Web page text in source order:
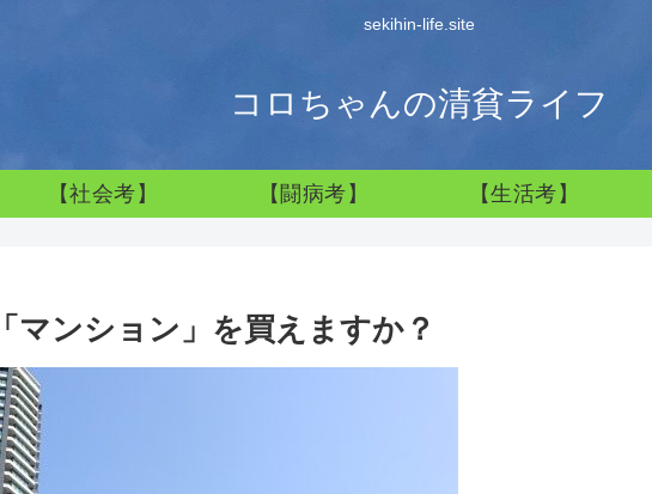
sekihin-life.site
コロちゃんの清貧ライフ
【社会考】 【闘病考】 【生活考】
マンション」を買えますか？